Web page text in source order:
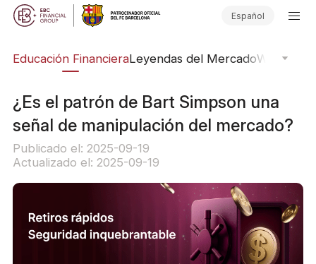
Español
Educación FinancieraLeyendas del MercadoWebinars
¿Es el patrón de Bart Simpson una
señal de manipulación del mercado?
Publicado el: 2025-09-19
Actualizado el: 2025-09-19